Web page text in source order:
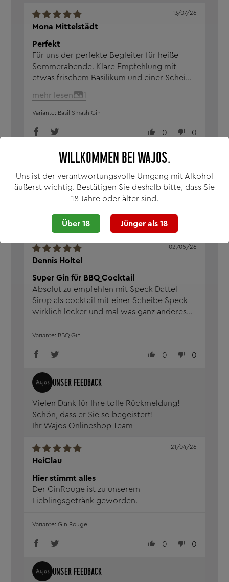
WILLKOMMEN BEI WAJOS.
Uns ist der verantwortungsvolle Umgang mit Alkohol
äußerst wichtig. Bestätigen Sie deshalb bitte, dass Sie
18 Jahre oder älter sind.
Über 18 Jünger als 18
Mona Mittelstädt
13/07/26
Perfekt
Für uns der perfekte Begleiter für heiße
Sommerabende. Klare Empfehlung mit
etwas frischem Basilikum und einer Scheibe
0 0
Vielen Dank für Ihre tolle Bewertung! Es
freut uns sehr, dass unser Produkt Ihr
perfekter Begleiter für heiße
Sommerabende ist.
Ihr Wajos Online Shop Team
mehr lesen 1
Basil Smash Gin
Dennis Holtel
02/05/26
Super Gin für BBQ Cocktail
Absolut zu empfehlen mit Speck Dattel
Sirup als cocktail mit einer Scheibe Speck
wirklich lecker und mal was ganz anderes
0 0
Vielen Dank für Ihre tolle Rückmeldung!
Schön, dass er Sie so begeistert!
Ihr Wajos Onlineshop Team
BBQ Gin
HeiClau
21/04/26
Hier stimmt alles
Der GinRouge ist zu unserem
Lieblingsgetränk geworden.
0 0
Gin Rouge